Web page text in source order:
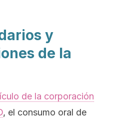
y
de la
de la corporación
, el consumo oral de